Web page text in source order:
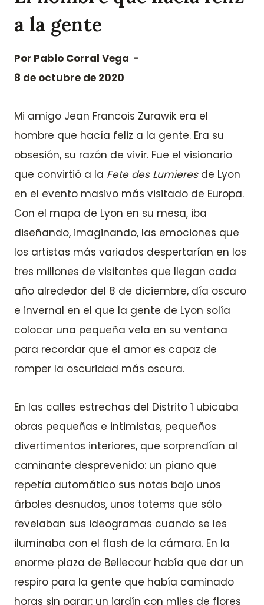
a la gente
Por Pablo Corral Vega
8 de octubre de 2020
Mi amigo Jean Francois Zurawik era el
hombre que hacía feliz a la gente. Era su
obsesión, su razón de vivir. Fue el visionario
que convirtió a la Fete des Lumieresde Lyon
en el evento masivo más visitado de Europa.
Con el mapa de Lyon en su mesa, iba
diseñando, imaginando, las emociones que
los artistas más variados despertarían en los
tres millones de visitantes que llegan cada
año alrededor del 8 de diciembre, día oscuro
e invernal en el que la gente de Lyon solía
colocar una pequeña vela en su ventana
para recordar que el amor es capaz de
romper la oscuridad más oscura.
En las calles estrechas del Distrito 1 ubicaba
obras pequeñas e intimistas, pequeños
divertimentos interiores, que sorprendían al
caminante desprevenido: un piano que
repetía automático sus notas bajo unos
árboles desnudos, unos totems que sólo
revelaban sus ideogramas cuando se les
iluminaba con el flash de la cámara. En la
enorme plaza de Bellecour había que dar un
respiro para la gente que había caminado
horas sin parar: un jardín con miles de flores